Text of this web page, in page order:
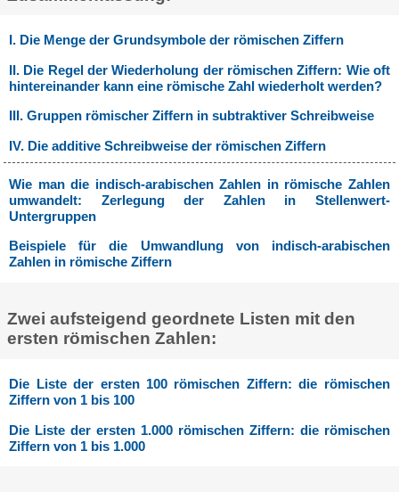
I. Die Menge der Grundsymbole der römischen Ziffern
II. Die Regel der Wiederholung der römischen Ziffern: Wie oft
hintereinander kann eine römische Zahl wiederholt werden?
III. Gruppen römischer Ziffern in subtraktiver Schreibweise
IV. Die additive Schreibweise der römischen Ziffern
Wie man die indisch-arabischen Zahlen in römische Zahlen
umwandelt: Zerlegung der Zahlen in Stellenwert-
Untergruppen
Beispiele für die Umwandlung von indisch-arabischen
Zahlen in römische Ziffern
Zwei aufsteigend geordnete Listen mit den
ersten römischen Zahlen:
Die Liste der ersten 100 römischen Ziffern: die römischen
Ziffern von 1 bis 100
Die Liste der ersten 1.000 römischen Ziffern: die römischen
Ziffern von 1 bis 1.000